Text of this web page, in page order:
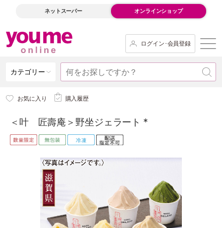
ネットスーパー オンラインショップ
ログイン･会員登録
カテゴリー
お気に入り 購入履歴
＜叶 匠壽庵＞野坐ジェラート *